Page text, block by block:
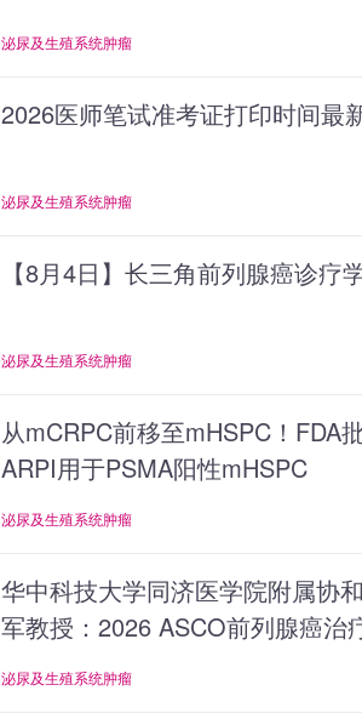
泌尿及生殖系统肿瘤
2026医师笔试准考证打印时间最
泌尿及生殖系统肿瘤
【8月4日】长三角前列腺癌诊疗
泌尿及生殖系统肿瘤
从mCRPC前移至mHSPC！FDA
ARPI用于PSMA阳性mHSPC
泌尿及生殖系统肿瘤
华中科技大学同济医学院附属协
军教授：2026 ASCO前列腺癌治
泌尿及生殖系统肿瘤